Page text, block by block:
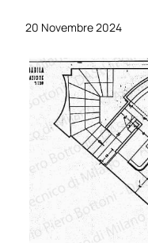
20 Novembre 2024